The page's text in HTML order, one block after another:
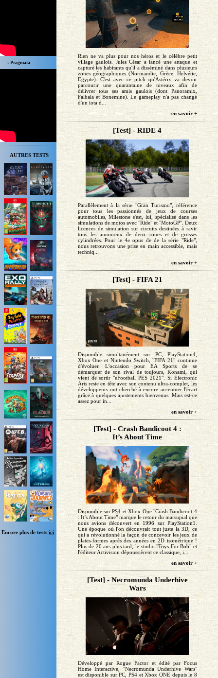
› Pragmata
AUTRES TESTS
Encore plus de testsici
Rien ne va plus pour nos héros et le célèbre petit
village gaulois. Jules César a lancé une attaque et
capturé les habitants qu'il a disséminé dans plusieurs
zones géographiques (Normandie, Grèce, Helvétie,
Egypte). C'est avec ce pitch qu'Astérix va devoir
parcourir une quarantaine de niveaux afin de
délivrer tous ses amis gaulois (dont Panoramix,
Falbala et Bonemine). Le gameplay n'a pas changé
d'un iota d...
en savoir +
[Test] - RIDE 4
Parallèlement à la série "Gran Turismo", référence
pour tous les passionnés de jeux de courses
automobiles, Milestone s'est, lui, spécialisé dans les
simulations de motos avec "Ride" et "MotoGP". Deux
licences de simulation sur circuits destinées à ravir
tous les amoureux de deux roues et de grosses
cylindrées. Pour le 4e opus de de la série "Ride",
nous retrouvons une prise en main accessible, mais
techniq...
en savoir +
[Test] - FIFA 21
Disponible simultanément sur PC, PlayStation4,
Xbox One et Nintendo Switch, "FIFA 21" continue
d'évoluer. L'occasion pour EA Sports de se
démarquer de son rival de toujours, Konami, qui
vient de sortir "eFootball PES 2021". Si Electronic
Arts reste en tête avec son contenu ultra-complet, les
développeurs ont cherché à encore accentuer l'écart
grâce à quelques ajustements bienvenus. Mais est-ce
assez pour in...
en savoir +
[Test] - Crash Bandicoot 4 :
It’s About Time
Disponible sur PS4 et Xbox One "Crash Bandicoot 4
: It’s About Time" marque le retour du marsupial que
nous avions découvert en 1996 sur PlayStation1.
Une époque où l'on découvrait tout juste la 3D, ce
qui a révolutionné la façon de concevoir les jeux de
plates-formes après des années en 2D isométrique !
Plus de 20 ans plus tard, le studio "Toys For Bob" et
l'éditeur Activision dépoussièrent ce classique, i...
en savoir +
[Test] - Necromunda Underhive
Wars
Développé par Rogue Factor et édité par Focus
Home Interactive, "Necromunda Underhive Wars"
est disponible sur PC, PS4 et Xbox ONE depuis le 8